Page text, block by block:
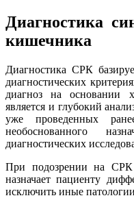
Диагностика
кишечника
Диагностика СРК
диагностических
диагноз на основании
является и глубокий
уже проведенных
необоснованного
диагностических
При подозрении на СРК
назначает пациенту
исключить иные